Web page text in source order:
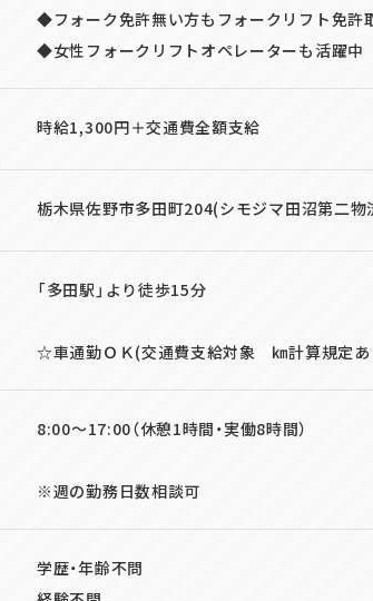
◆フォーク免許無い方もフォークリフト免許
◆女性フォークリフトオペレーターも活躍中
時給1,300円＋交通費全額支給
栃木県佐野市多田町204(シモジマ田沼第二物
「多田駅」より徒歩15分
☆車通勤ＯＫ(交通費支給対象 ㎞計算規定あ
8:00～17:00（休憩1時間・実働8時間）
※週の勤務日数相談可
学歴・年齢不問